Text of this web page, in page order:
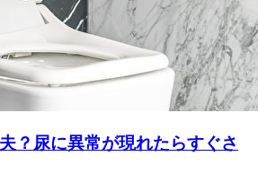
？尿に異常が現れたらすぐさ